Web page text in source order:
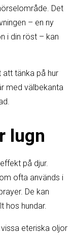
Det
– en ny
i din röst – kan
att tänka på hur
med välbekanta
lugn
på djur.
ofta används i
De kan
hos hundar.
eteriska oljor